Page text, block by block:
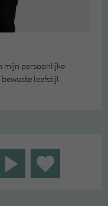
mijn persoonlijke
leefstijl.